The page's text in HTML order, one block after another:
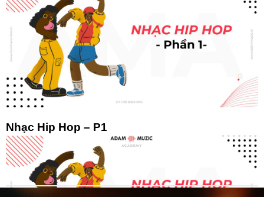
Nhạc Hip Hop – P1